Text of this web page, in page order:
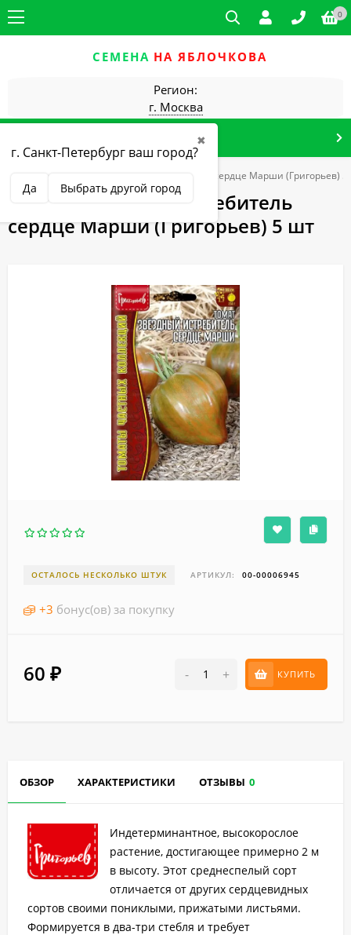
0
СЕМЕНА НА ЯБЛОЧКОВА
Регион:
г. Москва
✖
г. Санкт-Петербург ваш город?
Да Выбрать другой город
культуры Томат Звездный истребитель сердце Марши (Григорьев)
Томат Звездный истребитель
сердце Марши (Григорьев) 5 шт
ОСТАЛОСЬ НЕСКОЛЬКО ШТУК АРТИКУЛ: 00-00006945
+3 бонус(ов) за покупку
60 ₽ - + КУПИТЬ
ОБЗОР ХАРАКТЕРИСТИКИ ОТЗЫВЫ 0
Индетерминантное, высокорослое
растение, достигающее примерно 2 м
в высоту. Этот среднеспелый сорт
отличается от других сердцевидных
сортов своими пониклыми, прижатыми листьями.
Формируется в два-три стебля и требует